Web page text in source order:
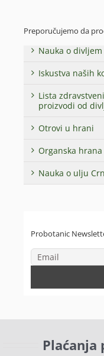
Preporučujemo da
Nauka o
Iskustva naših
Lista
proizvodi od
Otrovi u hrani
Organska hrana
Nauka o ulju
Probotanic